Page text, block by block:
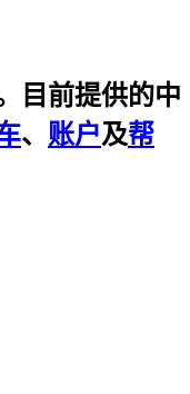
目前提供的中
、 账户及帮